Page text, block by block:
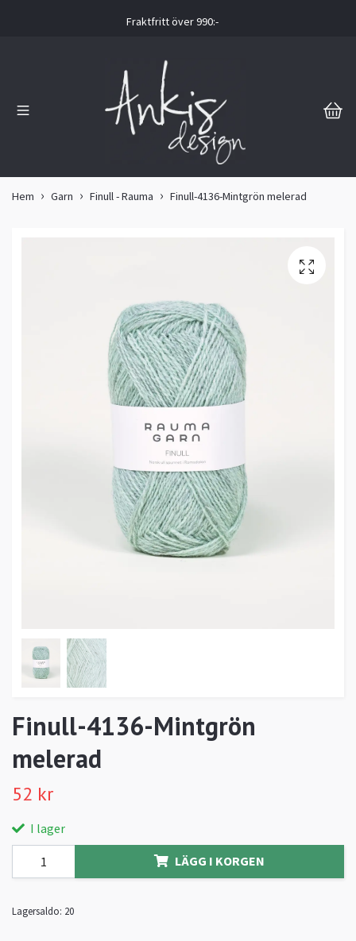
Fraktfritt över 990:-
Hem Garn Finull - Rauma Finull-4136-Mintgrön melerad
Finull-4136-Mintgrön
melerad
52 kr
I lager
LÄGG I KORGEN
Lagersaldo: 20